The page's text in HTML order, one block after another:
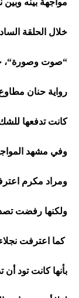
خلال الحلقة
“صوت وصورة“،
رواية حنان
كانت تدفعها
وفي مشهد
ومراد مكرم
ولكنها رفضت
كما اعترفت
بأنها كانت تود أن